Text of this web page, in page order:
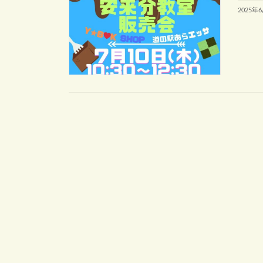
2025年6